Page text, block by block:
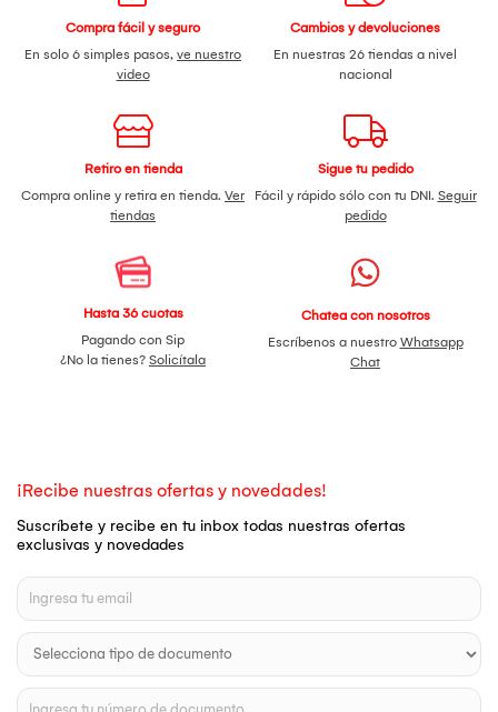
Compra fácil y seguro
En solo 6 simples pasos, ve nuestro
video
Cambios y devoluciones
En nuestras 26 tiendas a nivel
nacional
Retiro en tienda
Compra online y retira en tienda. Ver
tiendas
Sigue tu pedido
Fácil y rápido sólo con tu DNI. Seguir
pedido
Hasta 36 cuotas
Pagando con Sip
¿No la tienes? Solicítala
Chatea con nosotros
Escríbenos a nuestro Whatsapp
Chat
¡Recibe nuestras ofertas y novedades!
Suscríbete y recibe en tu inbox todas nuestras ofertas
exclusivas y novedades